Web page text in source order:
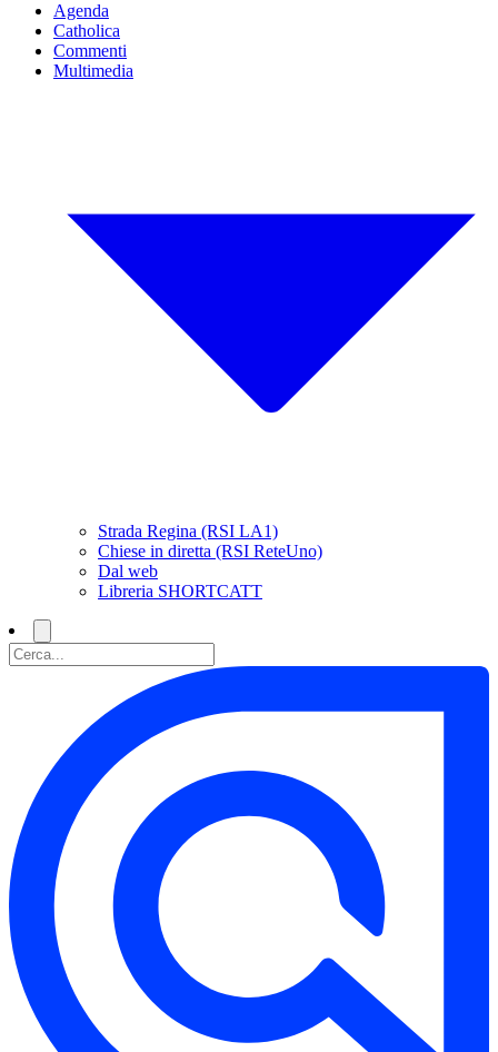
Agenda
Catholica
Commenti
Multimedia
Strada Regina (RSI LA1)
Chiese in diretta (RSI ReteUno)
Dal web
Libreria SHORTCATT